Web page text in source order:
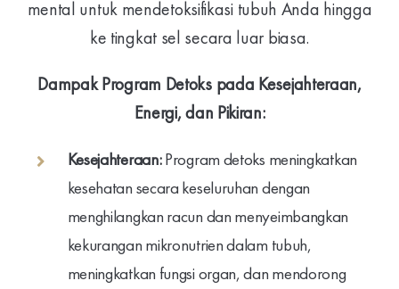
mental untuk mendetoksifikasi tubuh Anda hingga
ke tingkat sel secara luar biasa.
Dampak Program Detoks pada Kesejahteraan,
Energi, dan Pikiran:
Kesejahteraan:Program detoks meningkatkan
kesehatan secara keseluruhan dengan
menghilangkan racun dan menyeimbangkan
kekurangan mikronutrien dalam tubuh,
meningkatkan fungsi organ, dan mendorong